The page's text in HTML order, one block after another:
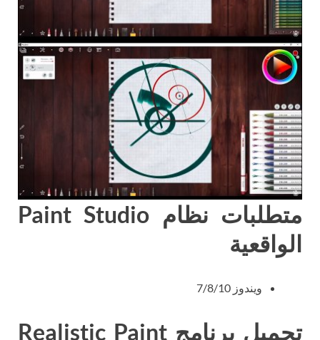
متطلبات نظام Paint Studio
الواقعية
ويندوز 7/8/10
تحميل برنامج Realistic Paint